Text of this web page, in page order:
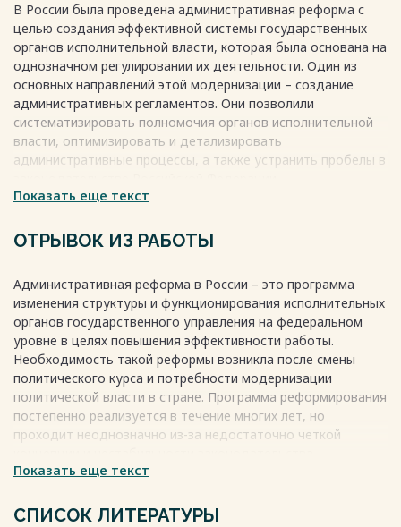
регламентов исполнения органами исполнительной власти
государственных функций и административных
регламентов предоставления органами исполнительной
власти государственных (публичных)
услуг......................................................25
Заключение..................................................................................................40
Список использованных
источников........................................................43
Весь текст будет доступен после покупки
В России была проведена административная реформа с
целью создания эффективной системы государственных
органов исполнительной власти, которая была основана на
однозначном регулировании их деятельности. Один из
основных направлений этой модернизации – создание
административных регламентов. Они позволили
систематизировать полномочия органов исполнительной
власти, оптимизировать и детализировать
административные процессы, а также устранить пробелы в
Административные регламенты на сегодняшний день
которые регулируют внутреннюю организацию органов
предоставления государственных и муниципальных услуг.
Весь текст будет доступенпосле покупки
Показать еще текст
ОТРЫВОК ИЗ РАБОТЫ
Административная реформа в России – это программа
изменения структуры и функционирования исполнительных
органов государственного управления на федеральном
уровне в целях повышения эффективности работы.
Необходимость такой реформы возникла после смены
политического курса и потребности модернизации
политической власти в стране. Программа реформирования
постепенно реализуется в течение многих лет, но
проходит неоднозначно из-за недостаточно четкой
Предпосылками административной реформы являются
населения, оценка надзорных мероприятий и их
Показать еще текст
СПИСОК ЛИТЕРАТУРЫ